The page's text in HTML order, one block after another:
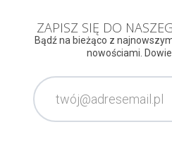
ZAPISZ SIĘ DO
Bądź na bieżąco z
nowościami.